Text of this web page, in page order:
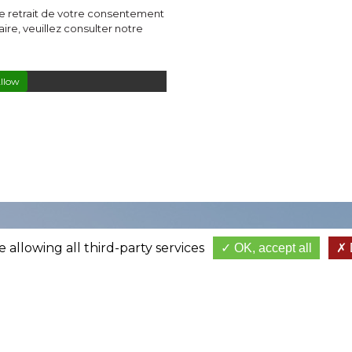
retrait de votre consentement
veuillez consulter notre
allowing all third-party services OK, accept all